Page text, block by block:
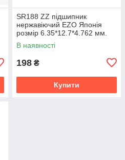
SR188 ZZ підшипник
нержавіючий EZO Японія
розмір 6.35*12.7*4.762 мм.
В наявності
198 ₴
Купити